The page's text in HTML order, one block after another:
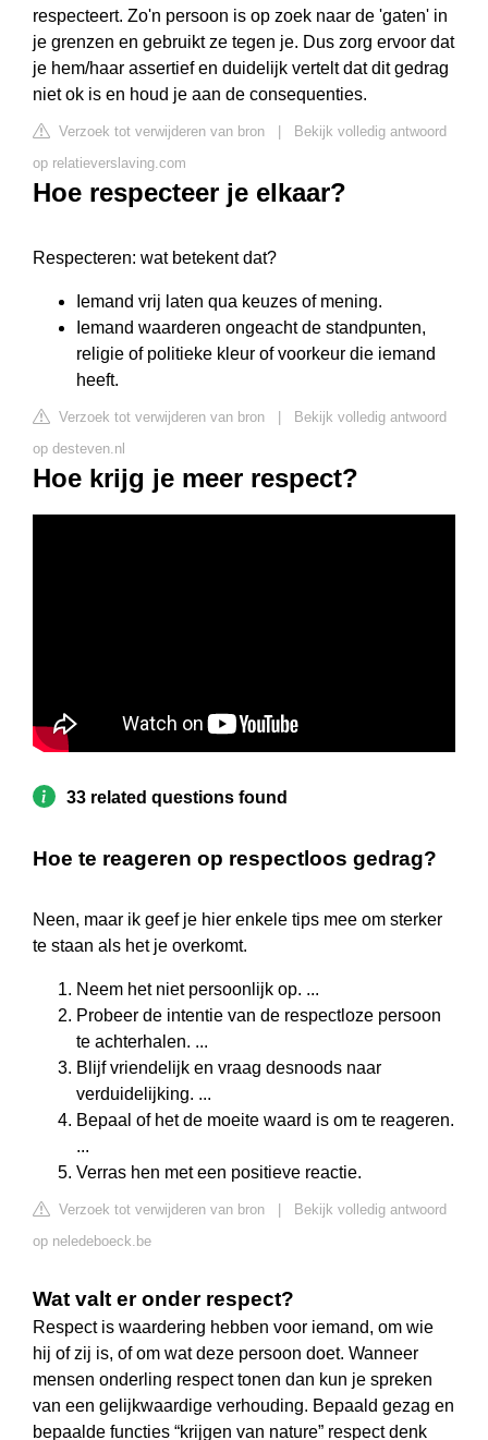
respecteert. Zo'n persoon is op zoek naar de 'gaten' in
je grenzen en gebruikt ze tegen je. Dus zorg ervoor dat
je hem/haar assertief en duidelijk vertelt dat dit gedrag
niet ok is en houd je aan de consequenties.
Verzoek tot verwijderen van bron
Bekijk volledig antwoord
op relatieverslaving.com
Hoe respecteer je elkaar?
Respecteren: wat betekent dat?
Iemand vrij laten qua keuzes of mening.
Iemand waarderen ongeacht de standpunten,
religie of politieke kleur of voorkeur die iemand
heeft.
Verzoek tot verwijderen van bron
Bekijk volledig antwoord
op desteven.nl
Hoe krijg je meer respect?
33 related questions found
Hoe te reageren op respectloos gedrag?
Neen, maar ik geef je hier enkele tips mee om sterker
te staan als het je overkomt.
Neem het niet persoonlijk op. ...
Probeer de intentie van de respectloze persoon
te achterhalen. ...
Blijf vriendelijk en vraag desnoods naar
verduidelijking. ...
Bepaal of het de moeite waard is om te reageren.
...
Verras hen met een positieve reactie.
Verzoek tot verwijderen van bron
Bekijk volledig antwoord
op neledeboeck.be
Wat valt er onder respect?
Respect is waardering hebben voor iemand, om wie
hij of zij is, of om wat deze persoon doet. Wanneer
mensen onderling respect tonen dan kun je spreken
van een gelijkwaardige verhouding. Bepaald gezag en
bepaalde functies “krijgen van nature” respect denk